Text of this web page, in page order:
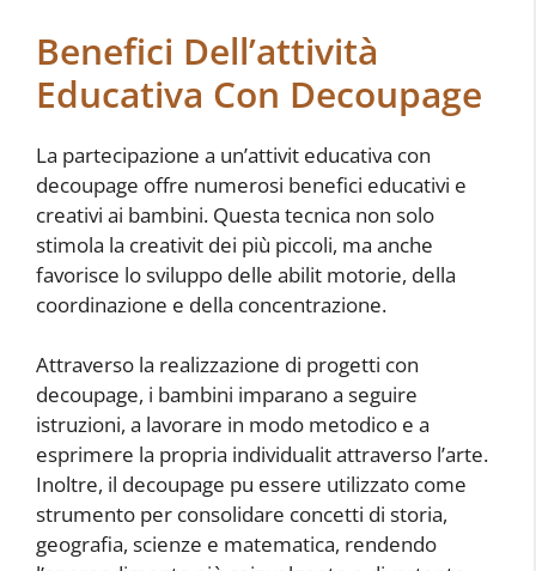
Benefici Dell’attività
Educativa Con Decoupage
La partecipazione a un’attivit educativa con
decoupage offre numerosi benefici educativi e
creativi ai bambini. Questa tecnica non solo
stimola la creativit dei più piccoli, ma anche
favorisce lo sviluppo delle abilit motorie, della
coordinazione e della concentrazione.
Attraverso la realizzazione di progetti con
decoupage, i bambini imparano a seguire
istruzioni, a lavorare in modo metodico e a
esprimere la propria individualit attraverso l’arte.
Inoltre, il decoupage pu essere utilizzato come
strumento per consolidare concetti di storia,
geografia, scienze e matematica, rendendo